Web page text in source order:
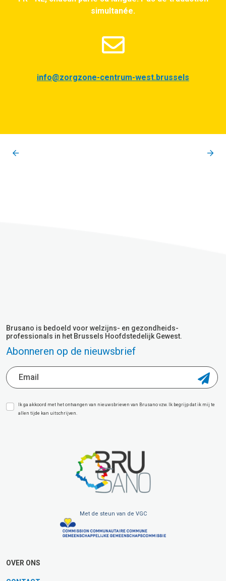
simultanée.
info@zorgzone-centrum-west.brussels
Brusano is bedoeld voor welzijns- en gezondheids-
professionals in het Brussels Hoofdstedelijk Gewest.
Abonneren op de nieuwsbrief
Ik ga akkoord met het ontvangen van nieuwsbrieven van Brusano vzw. Ik begrijp dat ik mij te
allen tijde kan uitschrijven.
Met de steun van de VGC
OVER ONS